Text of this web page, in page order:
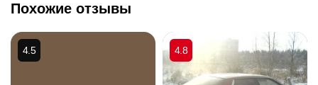
Похожие отзывы
4.5 4.8